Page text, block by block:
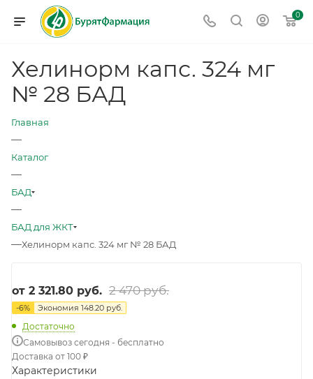
0
Хелинорм капс. 324 мг
№ 28 БАД
Главная
—
Каталог
—
БАД
—
БАД для ЖКТ
—Хелинорм капс. 324 мг № 28 БАД
от 2 321.80 руб. 2 470 руб.
-6% Экономия 148.20 руб.
Достаточно
Самовывоз сегодня - бесплатно
Доставка от 100 ₽
Характеристики